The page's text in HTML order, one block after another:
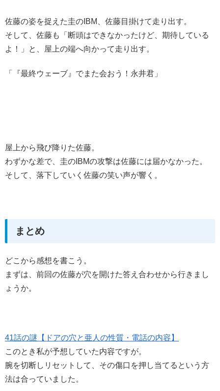
佐藤の姿を捉えた圭のIBM、佐藤目掛けて走り出す。
そして、佐藤も「断頭はできなかったけど、期待している
よ！」と、屋上の端へ向かって走り出す。
「『最終ウェーブ』でまた会おう！永井君」
屋上から飛び降りた佐藤。
わずかな差で、圭のIBMの攻撃は佐藤には届かなかった。
そして、落下していく佐藤の笑い声が響く。
まとめ
どこから感想を書こう。
まずは、前回の佐藤が穴を開けた答え合わせから行きまし
ょうか。
41話の謎【ドアの穴と亜人の性質・電話の内容】
このとき私が予想していた内容ですが。
腕を切断しリセットして、その傷口を押し当てるという方
法は合っていました。